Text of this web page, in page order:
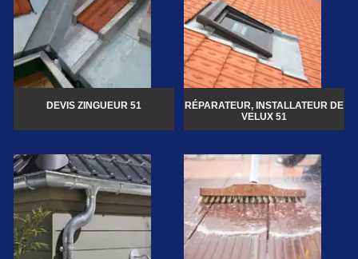
DEVIS ZINGUEUR 51
RÉPARATEUR, INSTALLATEUR DE
VELUX 51